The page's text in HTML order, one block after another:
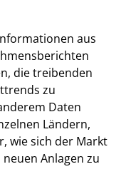
aus
die treibenden
zu
Daten
Ländern,
wie sich der Markt
Anlagen zu